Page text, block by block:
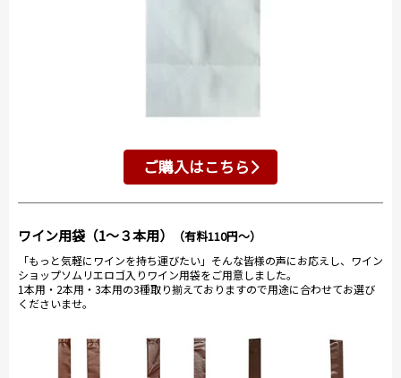
ご購入はこちら
ワイン用袋（1～３本用） （有料110円～）
「もっと気軽にワインを持ち運びたい」そんな皆様の声にお応えし、ワイン
ショップソムリエロゴ入りワイン用袋をご用意しました。
1本用・2本用・3本用の3種取り揃えておりますので用途に合わせてお選び
くださいませ。